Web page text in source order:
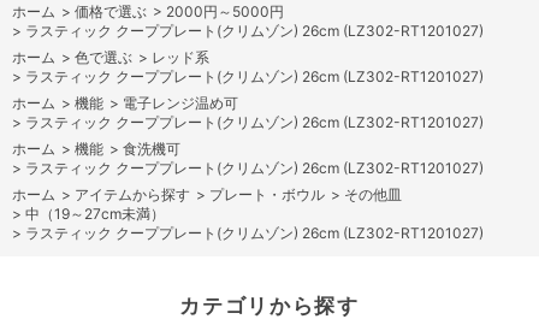
ホーム > 価格で選ぶ > 2000円～5000円
> ラスティック クーププレート(クリムゾン) 26cm (LZ302-RT1201027)
ホーム > 色で選ぶ > レッド系
> ラスティック クーププレート(クリムゾン) 26cm (LZ302-RT1201027)
ホーム > 機能 > 電子レンジ温め可
> ラスティック クーププレート(クリムゾン) 26cm (LZ302-RT1201027)
ホーム > 機能 > 食洗機可
> ラスティック クーププレート(クリムゾン) 26cm (LZ302-RT1201027)
ホーム > アイテムから探す > プレート・ボウル > その他皿
> 中（19～27cm未満）
> ラスティック クーププレート(クリムゾン) 26cm (LZ302-RT1201027)
カテゴリから探す